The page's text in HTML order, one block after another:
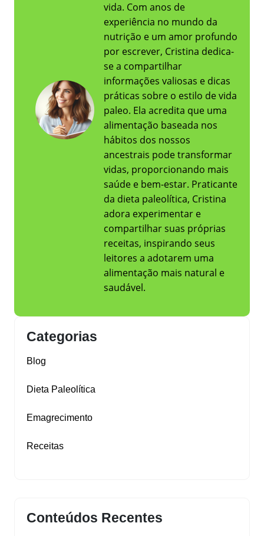
vida. Com anos de
experiência no mundo da
nutrição e um amor profundo
por escrever, Cristina dedica-
se a compartilhar
informações valiosas e dicas
práticas sobre o estilo de vida
paleo. Ela acredita que uma
alimentação baseada nos
hábitos dos nossos
ancestrais pode transformar
vidas, proporcionando mais
saúde e bem-estar. Praticante
da dieta paleolítica, Cristina
adora experimentar e
compartilhar suas próprias
receitas, inspirando seus
leitores a adotarem uma
alimentação mais natural e
saudável.
Categorias
Blog
Dieta Paleolítica
Emagrecimento
Receitas
Conteúdos Recentes